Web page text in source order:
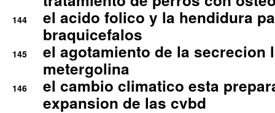
144
el acido folico y la hendidura
braquicefalos
145
el agotamiento de la secrecion
metergolina
146
el cambio climatico esta
expansion de las cvbd